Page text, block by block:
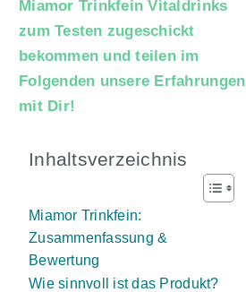
Miamor Trinkfein Vitaldrinks
zum Testen zugeschickt
bekommen und teilen im
Folgenden unsere Erfahrungen
mit Dir!
Inhaltsverzeichnis
Miamor Trinkfein:
Zusammenfassung &
Bewertung
Wie sinnvoll ist das Produkt?